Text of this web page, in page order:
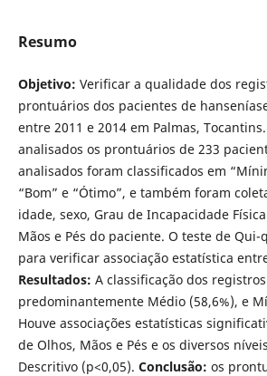
Resumo
Objetivo: Verificar a qualidade dos
prontuários dos pacientes de
entre 2011 e 2014 em Palmas, Tocantins.
analisados os prontuários de 233
analisados foram classificados em
“Bom” e “Ótimo”, e também foram
idade, sexo, Grau de Incapacidade
Mãos e Pés do paciente. O teste de
para verificar associação estatística
Resultados: A classificação dos
predominantemente Médio (58,6%), e
Houve associações estatísticas
de Olhos, Mãos e Pés e os diversos
Descritivo (p<0,05). Conclusão: os